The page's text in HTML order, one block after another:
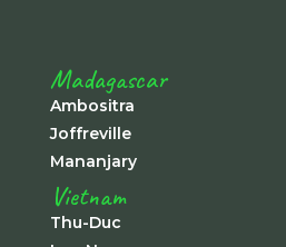
Madagascar
Ambositra
Joffreville
Mananjary
Vietnam
Thu-Duc